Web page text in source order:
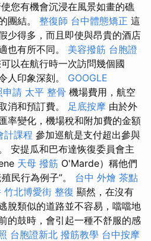
您有機會沉浸在風景如畫的礁
團結。 整復師 台中體態矯正 這
少得多，而且即使與昂貴的酒店
也有所不同。 美容撥筋 台胞證
以在航行時一次訪問幾個國
人印象深刻。 GOOGLE
申請 太平 整骨 機場費用，航空
消和預訂費。 足底按摩 由於外
率變化，機場稅和附加費的金額
計課程 參加巡航是支付超出參與
安提瓜和巴布達恢復委員會主
天母 撥筋 O'Marde）稱他們
民行為例子”。 台中 外燴 茶點
竹北博愛街 整復 顯然，在沒有
脫類似的道路並不容易，噹噹地
的鼓時，會引起一種不舒服的感
台胞證新北 撥筋教學 台中按摩